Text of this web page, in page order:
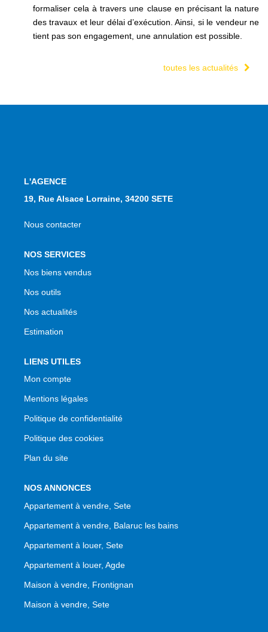
formaliser cela à travers une clause en précisant la nature
des travaux et leur délai d’exécution. Ainsi, si le vendeur ne
tient pas son engagement, une annulation est possible.
toutes les actualités
L'AGENCE
19, Rue Alsace Lorraine, 34200 SETE
Nous contacter
NOS SERVICES
Nos biens vendus
Nos outils
Nos actualités
Estimation
LIENS UTILES
Mon compte
Mentions légales
Politique de confidentialité
Politique des cookies
Plan du site
NOS ANNONCES
Appartement à vendre, Sete
Appartement à vendre, Balaruc les bains
Appartement à louer, Sete
Appartement à louer, Agde
Maison à vendre, Frontignan
Maison à vendre, Sete